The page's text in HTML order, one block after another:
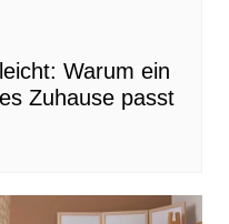
Warum ein
Zuhause passt